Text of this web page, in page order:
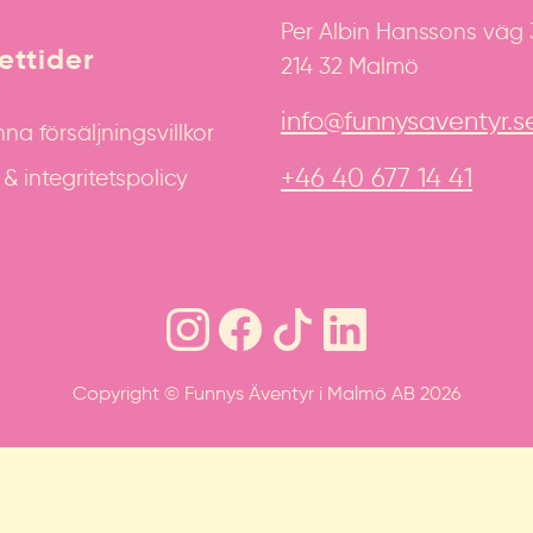
försäljningsvillkor
& integritetspolicy
Per Albin Hanssons väg
214 32 Malmö
+46 40 677 14 41
Copyright © Funnys Äventyr i Malmö AB 2026